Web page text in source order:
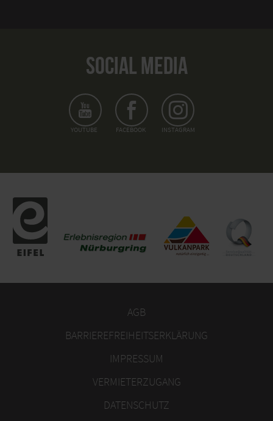
SOCIAL MEDIA
YOUTUBE FACEBOOK INSTAGRAM
AGB
BARRIEREFREIHEITSERKLÄRUNG
IMPRESSUM
VERMIETERZUGANG
DATENSCHUTZ